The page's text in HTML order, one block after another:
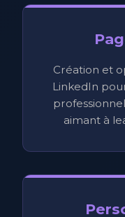
Création et
LinkedIn
aimant à